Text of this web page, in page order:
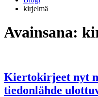
kirjelmä
Avainsana:
Kiertokirjeet nyt
tiedonlähde